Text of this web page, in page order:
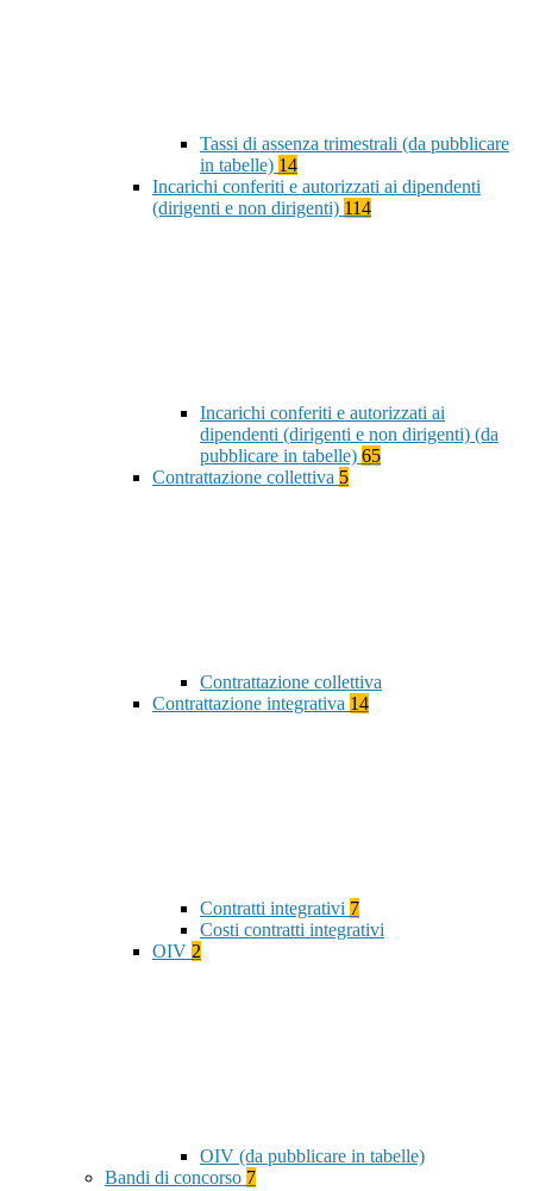
Tassi di assenza trimestrali (da pubblicare
in tabelle) 14
Incarichi conferiti e autorizzati ai dipendenti
(dirigenti e non dirigenti) 114
Incarichi conferiti e autorizzati ai
dipendenti (dirigenti e non dirigenti) (da
pubblicare in tabelle) 65
Contrattazione collettiva 5
Contrattazione collettiva
Contrattazione integrativa 14
Contratti integrativi 7
Costi contratti integrativi
OIV 2
OIV (da pubblicare in tabelle)
Bandi di concorso 7